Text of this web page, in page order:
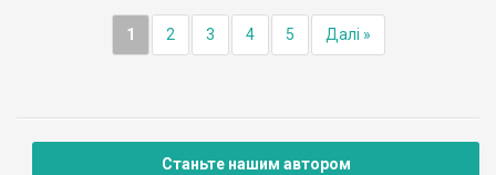
1 2 3 4 5 Далі »
Станьте нашим автором